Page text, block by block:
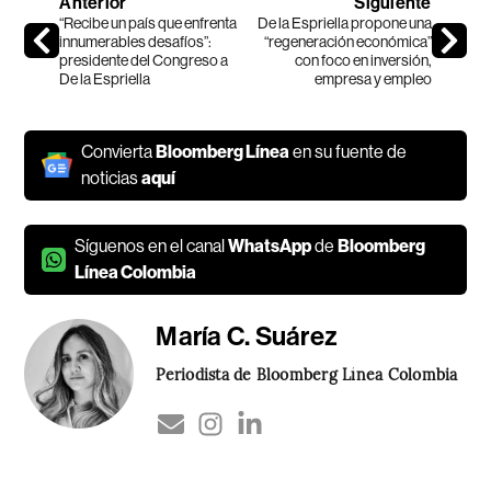
“Recibe un país que enfrenta
innumerables desafíos”:
presidente del Congreso a
De la Espriella
De la Espriella propone una
“regeneración económica”
con foco en inversión,
empresa y empleo
ConviertaBloomberg Línea en su fuente de
noticiasaquí
Síguenos en el canalWhatsAppdeBloomberg
Línea Colombia
María C. Suárez
Periodista de Bloomberg Línea Colombia